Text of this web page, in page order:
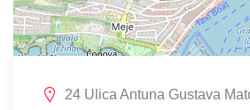
24 Ulica Antuna Gustava